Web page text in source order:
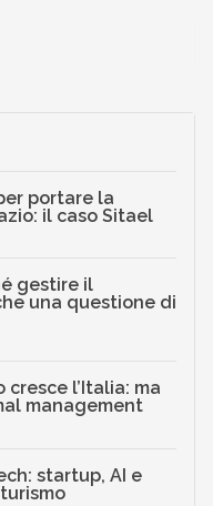
portare la
il caso Sitael
gestire il
una questione di
l’Italia: ma
management
startup, AI e